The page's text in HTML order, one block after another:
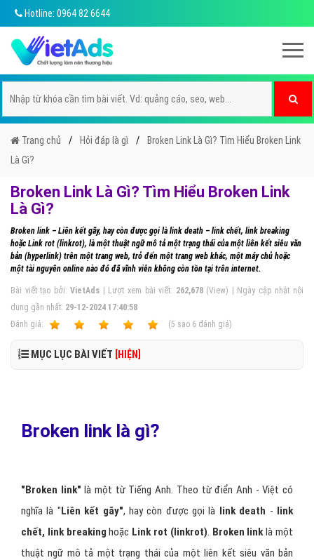
Hotline: 0964 82 6644
Trang chủ Hỏi đáp là gì
Broken Link Là Gì? Tìm Hiểu Broken Link
Là Gì?
Broken Link Là Gì? Tìm Hiểu Broken Link
Là Gì?
Broken link – Liên kết gãy, hay còn được gọi là link death – link chết, link breaking
hoặc Link rot (linkrot), là một thuật ngữ mô tả một trạng thái của một liên kết siêu văn
bản (hyperlink) trên một trang web, trỏ đến một trang web khác, một máy chủ hoặc
một tài nguyên online nào đó đã vĩnh viễn không còn tồn tại trên internet.
Bài viết tạo bởi:VietAds | Lượt xem bài viết: 262,678(View) | Ngày cập nhật nội
dung gần nhất: 29-12-2024 17:40:58
Ðánh giá:
(5 sao 6 đánh giá)
MỤC LỤC BÀI VIẾT [HIỆN]
Broken link là gì?
"Broken link" là một từ Tiếng Anh. Theo từ điển Anh - Việt có
nghĩa là "Liên kết gãy", hay còn được gọi là link death - link
chết, link breaking hoặc Link rot (linkrot). Broken linklà một
thuật ngữ mô tả một trạng thái của một liên kết siêu văn bản